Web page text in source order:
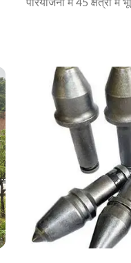
परियोजना में 45 क्षेत्रों में